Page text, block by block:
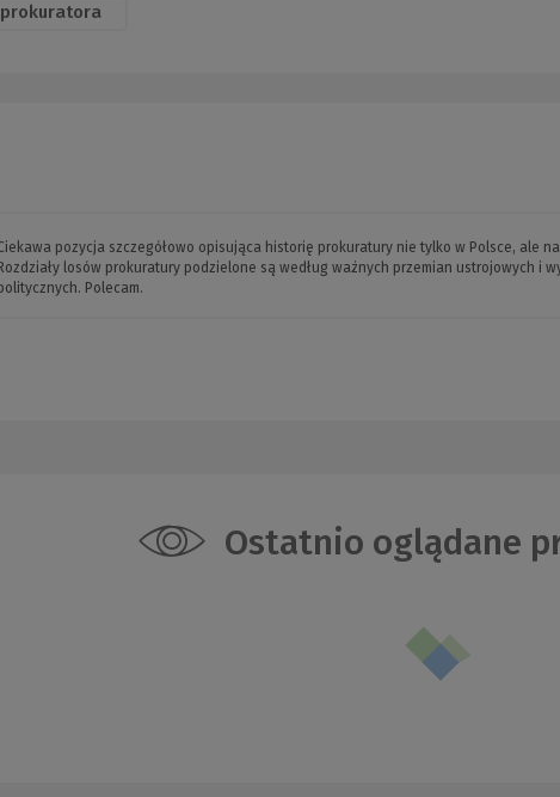
5 na 5
pozycja szczegółowo opisująca historię prokuratury nie tylko w Polsce, ale na
losów prokuratury podzielone są według ważnych przemian ustrojowych i
Polecam.
Ostatnio oglądane